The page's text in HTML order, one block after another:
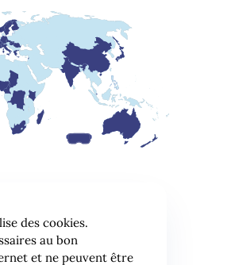
des cookies.
au bon
et ne peuvent être